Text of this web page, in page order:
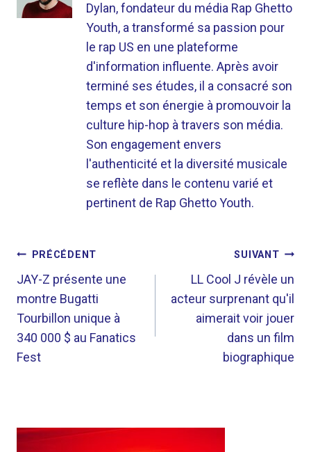
Dylan, fondateur du média Rap Ghetto
Youth, a transformé sa passion pour
le rap US en une plateforme
d'information influente. Après avoir
terminé ses études, il a consacré son
temps et son énergie à promouvoir la
culture hip-hop à travers son média.
Son engagement envers
l'authenticité et la diversité musicale
se reflète dans le contenu varié et
pertinent de Rap Ghetto Youth.
NAVIGATION
DE
L’ARTICLE
PRÉCÉDENT
JAY-Z présente une
montre Bugatti
Tourbillon unique à
340 000 $ au Fanatics
Fest
SUIVANT
LL Cool J révèle un
acteur surprenant qu'il
aimerait voir jouer
dans un film
biographique